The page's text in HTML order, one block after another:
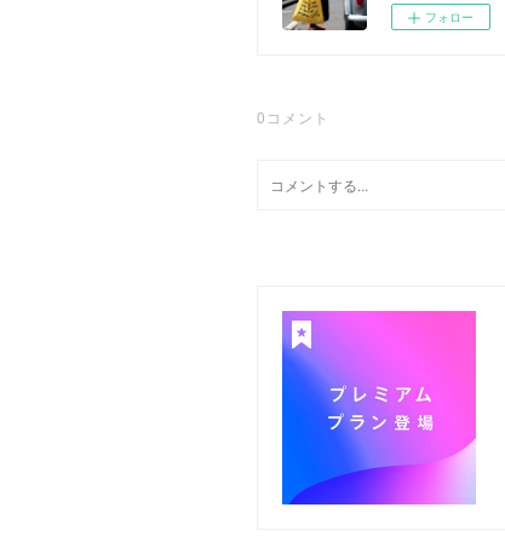
フォロー
0 コメント